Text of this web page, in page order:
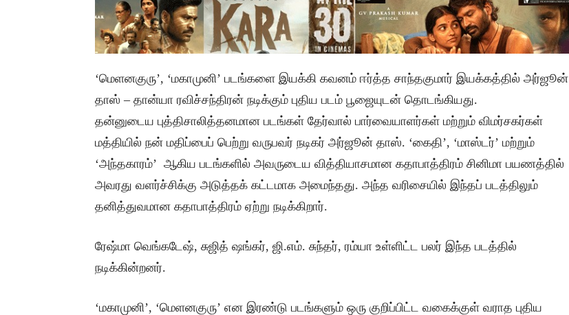
‘மெளனகுரு’, ‘மகாமுனி’ படங்களை இயக்கி கவனம் ஈர்த்த சாந்தகுமார் இயக்கத்தில் அர்ஜூன்
தாஸ் – தான்யா ரவிச்சந்திரன் நடிக்கும் புதிய படம் பூஜையுடன் தொடங்கியது.
தன்னுடைய புத்திசாலித்தனமான படங்கள் தேர்வால் பார்வையாளர்கள் மற்றும் விமர்சகர்கள்
மத்தியில் நன் மதிப்பைப் பெற்று வருபவர் நடிகர் அர்ஜூன் தாஸ். ‘கைதி’, ‘மாஸ்டர்’ மற்றும்
‘அந்தகாரம்’ ஆகிய படங்களில் அவருடைய வித்தியாசமான கதாபாத்திரம் சினிமா பயணத்தில்
அவரது வளர்ச்சிக்கு அடுத்தக் கட்டமாக அமைந்தது. அந்த வரிசையில் இந்தப் படத்திலும்
தனித்துவமான கதாபாத்திரம் ஏற்று நடிக்கிறார்.
ரேஷ்மா வெங்கடேஷ், சுஜித் ஷங்கர், ஜி.எம். சுந்தர், ரம்யா உள்ளிட்ட பலர் இந்த படத்தில்
நடிக்கின்றனர்.
‘மகாமுனி’, ‘மெளனகுரு’ என இரண்டு படங்களும் ஒரு குறிப்பிட்ட வகைக்குள் வராத புதிய